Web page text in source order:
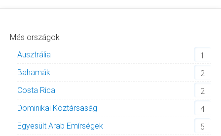
Más országok
Ausztrália
1
Bahamák
2
Costa Rica
2
Dominikai Köztársaság
4
Egyesült Arab Emírségek
5